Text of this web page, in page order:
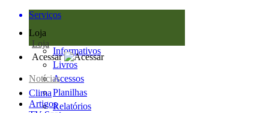
Serviços
Loja
Loja
Informativos
Livros
Acessos
Planilhas
Relatórios
Acessar
Notícias
Clima
Artigos